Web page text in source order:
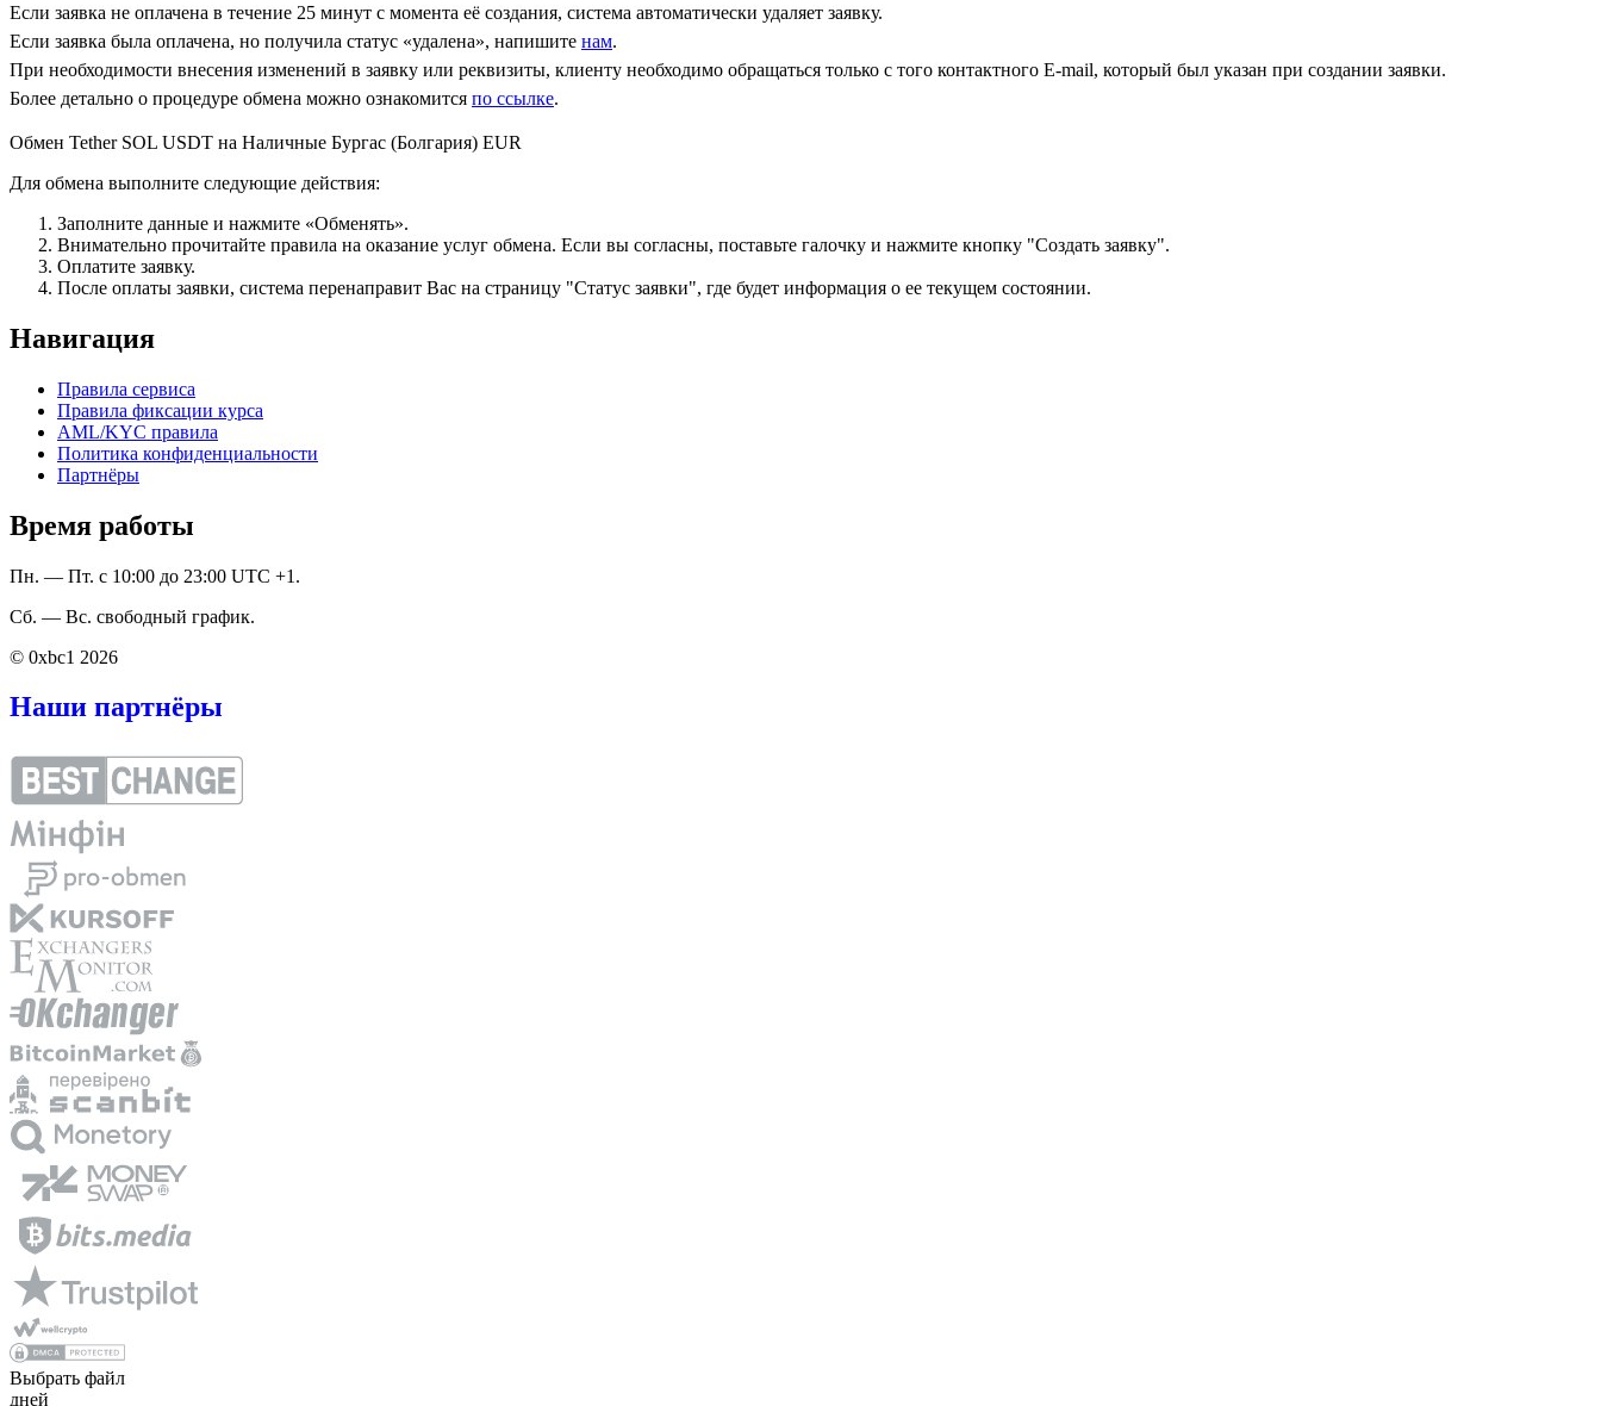
Если заявка не оплачена в течение 25 минут с момента её создания, система автоматически удаляет заявку.
Если заявка была оплачена, но получила статус «удалена», напишите нам.
При необходимости внесения изменений в заявку или реквизиты, клиенту необходимо обращаться только с того контактного Е-mail, который был указан при создании заявки.
Более детально о процедуре обмена можно ознакомится по ссылке.
Обмен Tether SOL USDT на Наличные Бургас (Болгария) EUR
Для обмена выполните следующие действия:
Заполните данные и нажмите «Обменять».
Внимательно прочитайте правила на оказание услуг обмена. Если вы согласны, поставьте галочку и нажмите кнопку "Создать заявку".
Оплатите заявку.
После оплаты заявки, система перенаправит Вас на страницу "Статус заявки", где будет информация о ее текущем состоянии.
Навигация
Правила сервиса
Правила фиксации курса
AML/KYC правила
Политика конфиденциальности
Партнёры
Время работы
Пн. — Пт. с 10:00 до 23:00 UTC +1.
Сб. — Вс. свободный график.
© 0xbc1 2026
Наши партнёры
Выбрать файл
дней